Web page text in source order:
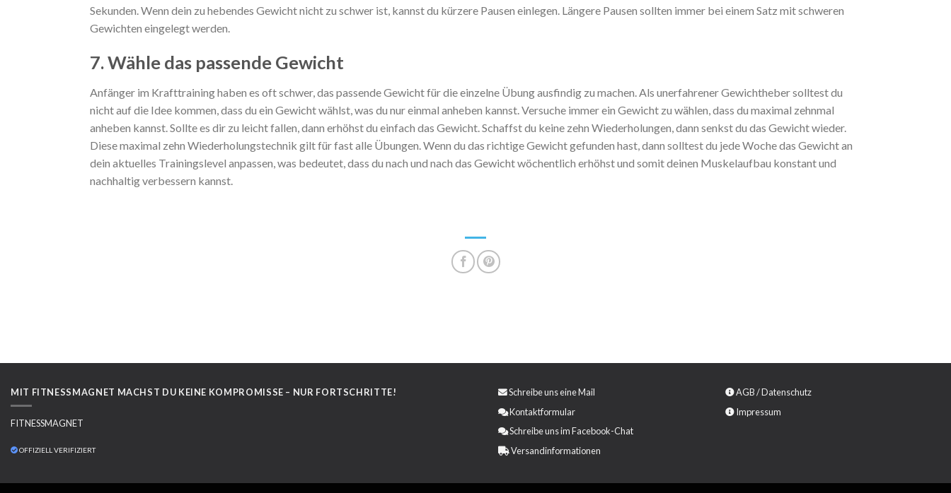
Sekunden. Wenn dein zu hebendes Gewicht nicht zu schwer ist, kannst du kürzere Pausen einlegen. Längere Pausen sollten immer bei einem Satz mit schweren
Gewichten eingelegt werden.
7. Wähle das passende Gewicht
Anfänger im Krafttraining haben es oft schwer, das passende Gewicht für die einzelne Übung ausfindig zu machen. Als unerfahrener Gewichtheber solltest du
nicht auf die Idee kommen, dass du ein Gewicht wählst, was du nur einmal anheben kannst. Versuche immer ein Gewicht zu wählen, dass du maximal zehnmal
anheben kannst. Sollte es dir zu leicht fallen, dann erhöhst du einfach das Gewicht. Schaffst du keine zehn Wiederholungen, dann senkst du das Gewicht wieder.
Diese maximal zehn Wiederholungstechnik gilt für fast alle Übungen. Wenn du das richtige Gewicht gefunden hast, dann solltest du jede Woche das Gewicht an
dein aktuelles Trainingslevel anpassen, was bedeutet, dass du nach und nach das Gewicht wöchentlich erhöhst und somit deinen Muskelaufbau konstant und
nachhaltig verbessern kannst.
MIT FITNESSMAGNET MACHST DU KEINE KOMPROMISSE – NUR FORTSCHRITTE!
FITNESSMAGNET
OFFIZIELL VERIFIZIERT
Schreibe uns eineMail
Kontaktformular
Schreibe uns im Facebook-Chat
Versandinformationen
AGB/Datenschutz
Impressum